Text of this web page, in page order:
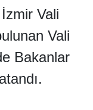
Vali
Vali
Bakanlar